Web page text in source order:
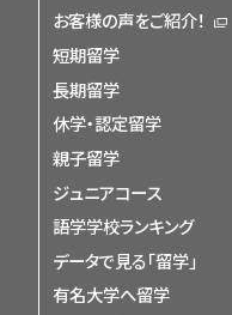
お客様の声をご紹介！
短期留学
長期留学
休学・認定留学
親子留学
ジュニアコース
語学学校ランキング
データで見る「留学」
有名大学へ留学